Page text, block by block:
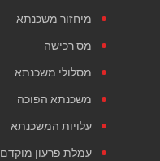
מיחזור משכנתא
מס רכישה
מסלולי משכנתא
משכנתא הפוכה
עלויות המשכנתא
עמלת פרעון מוקדם